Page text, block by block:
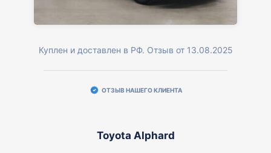
Куплен и доставлен в РФ. Отзыв от 13.08.2025
ОТЗЫВ НАШЕГО КЛИЕНТА
Toyota Alphard